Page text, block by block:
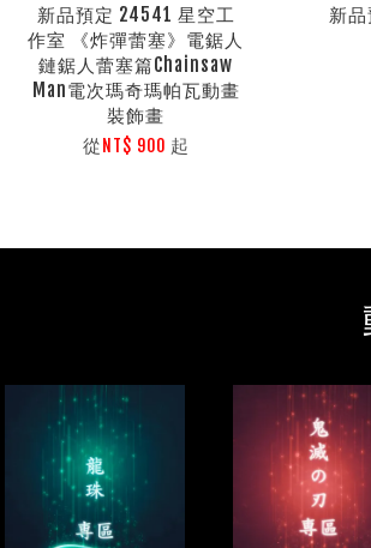
新品預定 24541 星空工
作室 《炸彈蕾塞》電鋸人
鏈鋸人蕾塞篇Chainsaw
Man電次瑪奇瑪帕瓦動畫
裝飾畫
從 NT$ 900 起
新